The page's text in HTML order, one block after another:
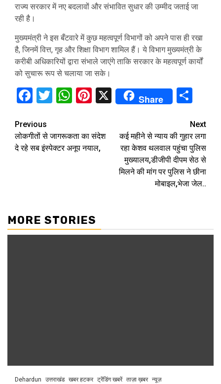
राज्य सरकार में नए बदलावों और संभावित सुधार की उम्मीद जताई जा
रही है।
मुख्यमंत्री ने इस बँटवारे में कुछ महत्वपूर्ण विभागों को अपने पास ही रखा
है, जिनमें वित्त, गृह और शिक्षा विभाग शामिल हैं। ये विभाग मुख्यमंत्री के
करीबी अधिकारियों द्वारा संभाले जाएंगे ताकि सरकार के महत्वपूर्ण कार्यों
को सुचारू रूप से चलाया जा सके।
Facebook
Twitter
WhatsApp
Pinterest
X Share
Continue
Reading
Previous
लोकगीतों से जागरूकता का संदेश
दे रहे सब इंस्पेक्टर अनूप नयाल,
Next
कई महीने से न्याय की गुहार लगा
रहा केशव थलवाल पहुंचा पुलिस
मुख्यालय,डीजीपी दीपम सेठ से
मिलने की मांग पर पुलिस ने छीना
मोबाइल,भेजा जेल..
MORE STORIES
Dehardun उत्तराखंड खबर हटकर ट्रेंडिंग खबरें ताज़ा ख़बर न्यूज़